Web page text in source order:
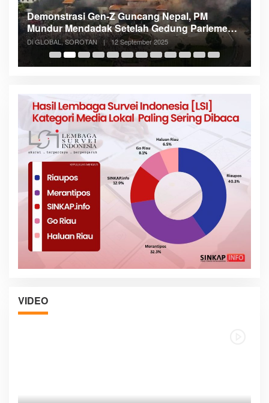
Menteri Nusron: Patok Batas Tanah Cegah
Konflik dan Dukung Penataan Ruang
Di NASIONAL, SOROTAN | 8 Agustus 2025
VIDEO